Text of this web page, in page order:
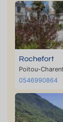
Rochefort
Poitou-
0546990864